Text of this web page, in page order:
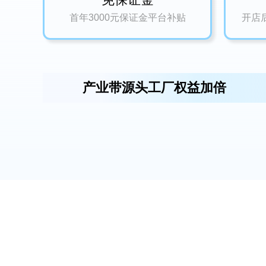
首年3000元保证金平台补贴 开店
产业带源头工厂权益加倍